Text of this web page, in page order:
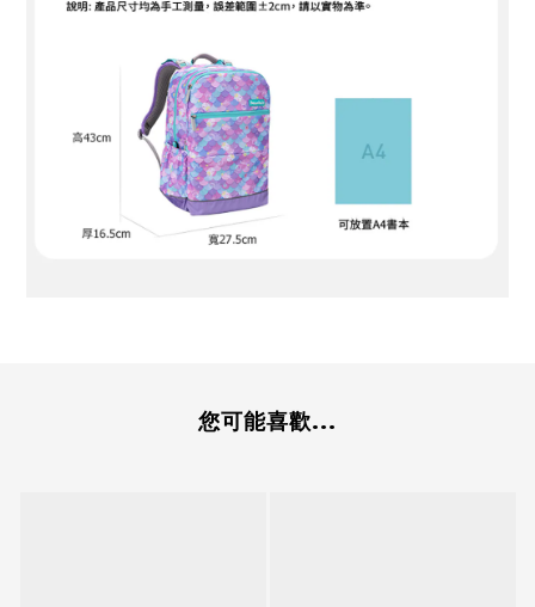
您可能喜歡...